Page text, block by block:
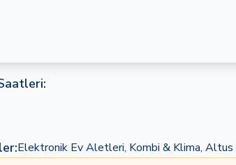
Elektronik Ev Aletleri, Kombi & Klima, Altus